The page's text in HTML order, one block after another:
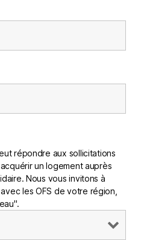
répondre aux sollicitations
un logement auprès
Nous vous invitons à
les OFS de votre région,